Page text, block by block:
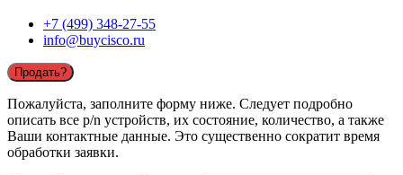
+7 (499) 348-27-55
info@buycisco.ru
Продать?
Пожалуйста, заполните форму ниже. Следует подробно
описать все p/n устройств, их состояние, количество, а также
Ваши контактные данные. Это существенно сократит время
обработки заявки.